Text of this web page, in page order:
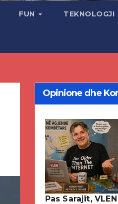
FUN TEKNOLOGJI
Opinione dhe
Pas Sarajit,